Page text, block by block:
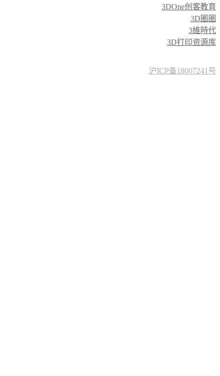
3DOne创客教育
3D圈圈
3維時代
3D打印资源库
沪ICP备18007241号